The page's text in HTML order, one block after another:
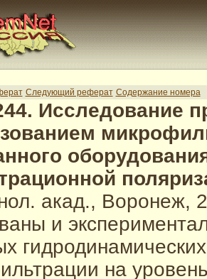
Следующий реферат Содержание номера
Исследование
акад., Воронеж,
и
на